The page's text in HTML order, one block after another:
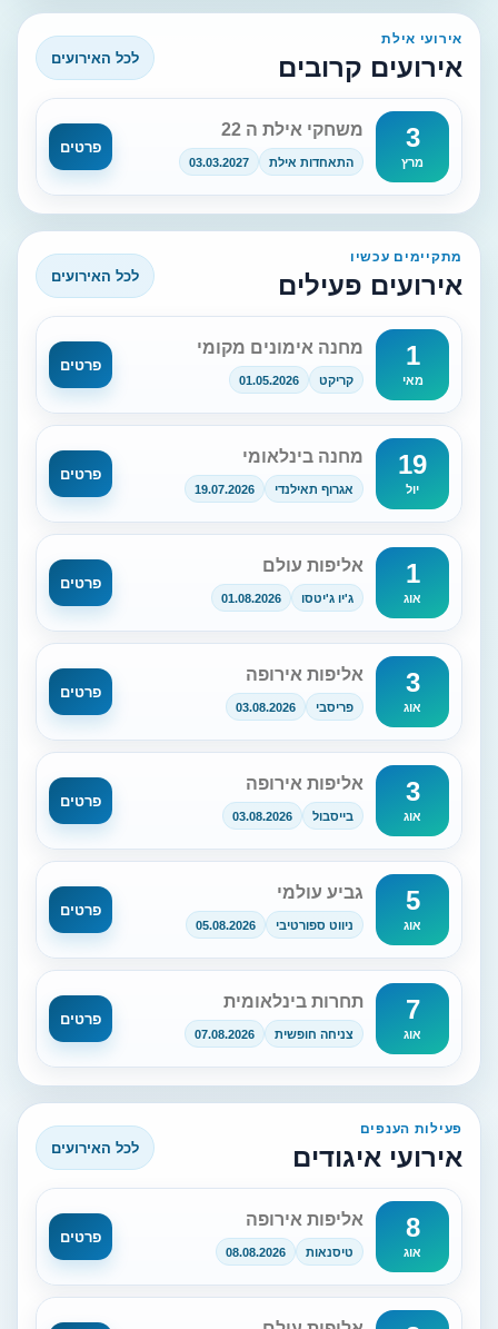
אירועי אילת
אירועים קרובים לכל האירועים
3
מרץ
משחקי אילת ה 22
התאחדות אילת 03.03.2027
פרטים
מתקיימים עכשיו
אירועים פעילים לכל האירועים
1
מאי
מחנה אימונים מקומי
קריקט 01.05.2026
פרטים
19
יול
מחנה בינלאומי
אגרוף תאילנדי 19.07.2026
פרטים
1
אוג
אליפות עולם
ג'יו ג'יטסו 01.08.2026
פרטים
3
אוג
אליפות אירופה
פריסבי 03.08.2026
פרטים
3
אוג
אליפות אירופה
בייסבול 03.08.2026
פרטים
5
אוג
גביע עולמי
ניווט ספורטיבי 05.08.2026
פרטים
7
אוג
תחרות בינלאומית
צניחה חופשית 07.08.2026
פרטים
פעילות הענפים
אירועי איגודים לכל האירועים
8
אוג
אליפות אירופה
טיסנאות 08.08.2026
פרטים